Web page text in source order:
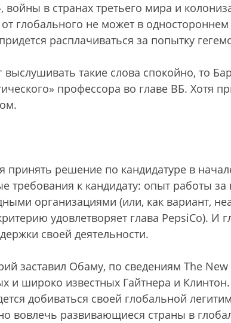
в странах третьего мира и
глобального не может в
расплачиваться за попытку
такие слова спокойно, то
профессора во главе ВБ. Хотя
решение по кандидатуре в
требования к кандидату: опыт работы
организациями (или, как вариант,
удовлетворяет глава PepsiСo). И
своей деятельности.
заставил Обаму, по сведениям The New
и широко известных Гайтнера и
добиваться своей глобальной
вовлечь развивающиеся страны в